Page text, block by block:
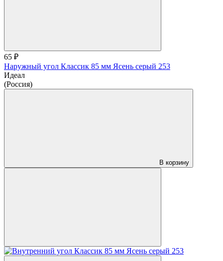
65 ₽
Наружный угол Классик 85 мм Ясень серый 253
Идеал
(Россия)
В корзину